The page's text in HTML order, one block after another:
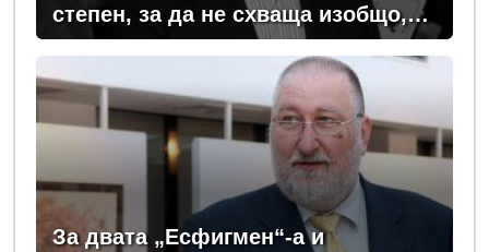
степен, за да не схваща изобщо,
какви хора се упражняват с него
За двата „Есфигмен“-а и